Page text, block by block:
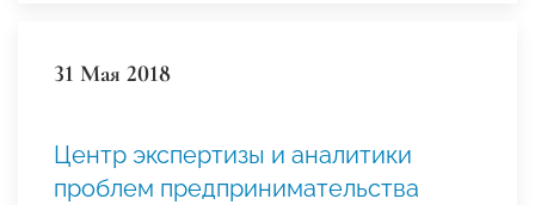
31 Мая 2018
Центр экспертизы и аналитики
проблем предпринимательства